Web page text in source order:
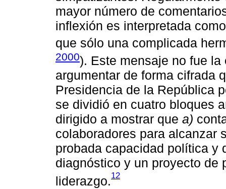
mayor número de
inflexión es interpretada
que sólo una complicada
2000). Este mensaje no fue
argumentar de forma cifrada
Presidencia de la República
se dividió en cuatro bloques
dirigido a mostrar que a)
colaboradores para alcanzar
probada capacidad política y
diagnóstico y un proyecto
liderazgo.12